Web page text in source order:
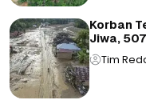
Korban
Jiwa,
Tim